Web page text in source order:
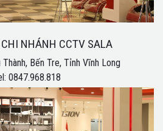
NHÁNH CCTV SALA
Bến Tre, Tỉnh Vĩnh Long
0847.968.818